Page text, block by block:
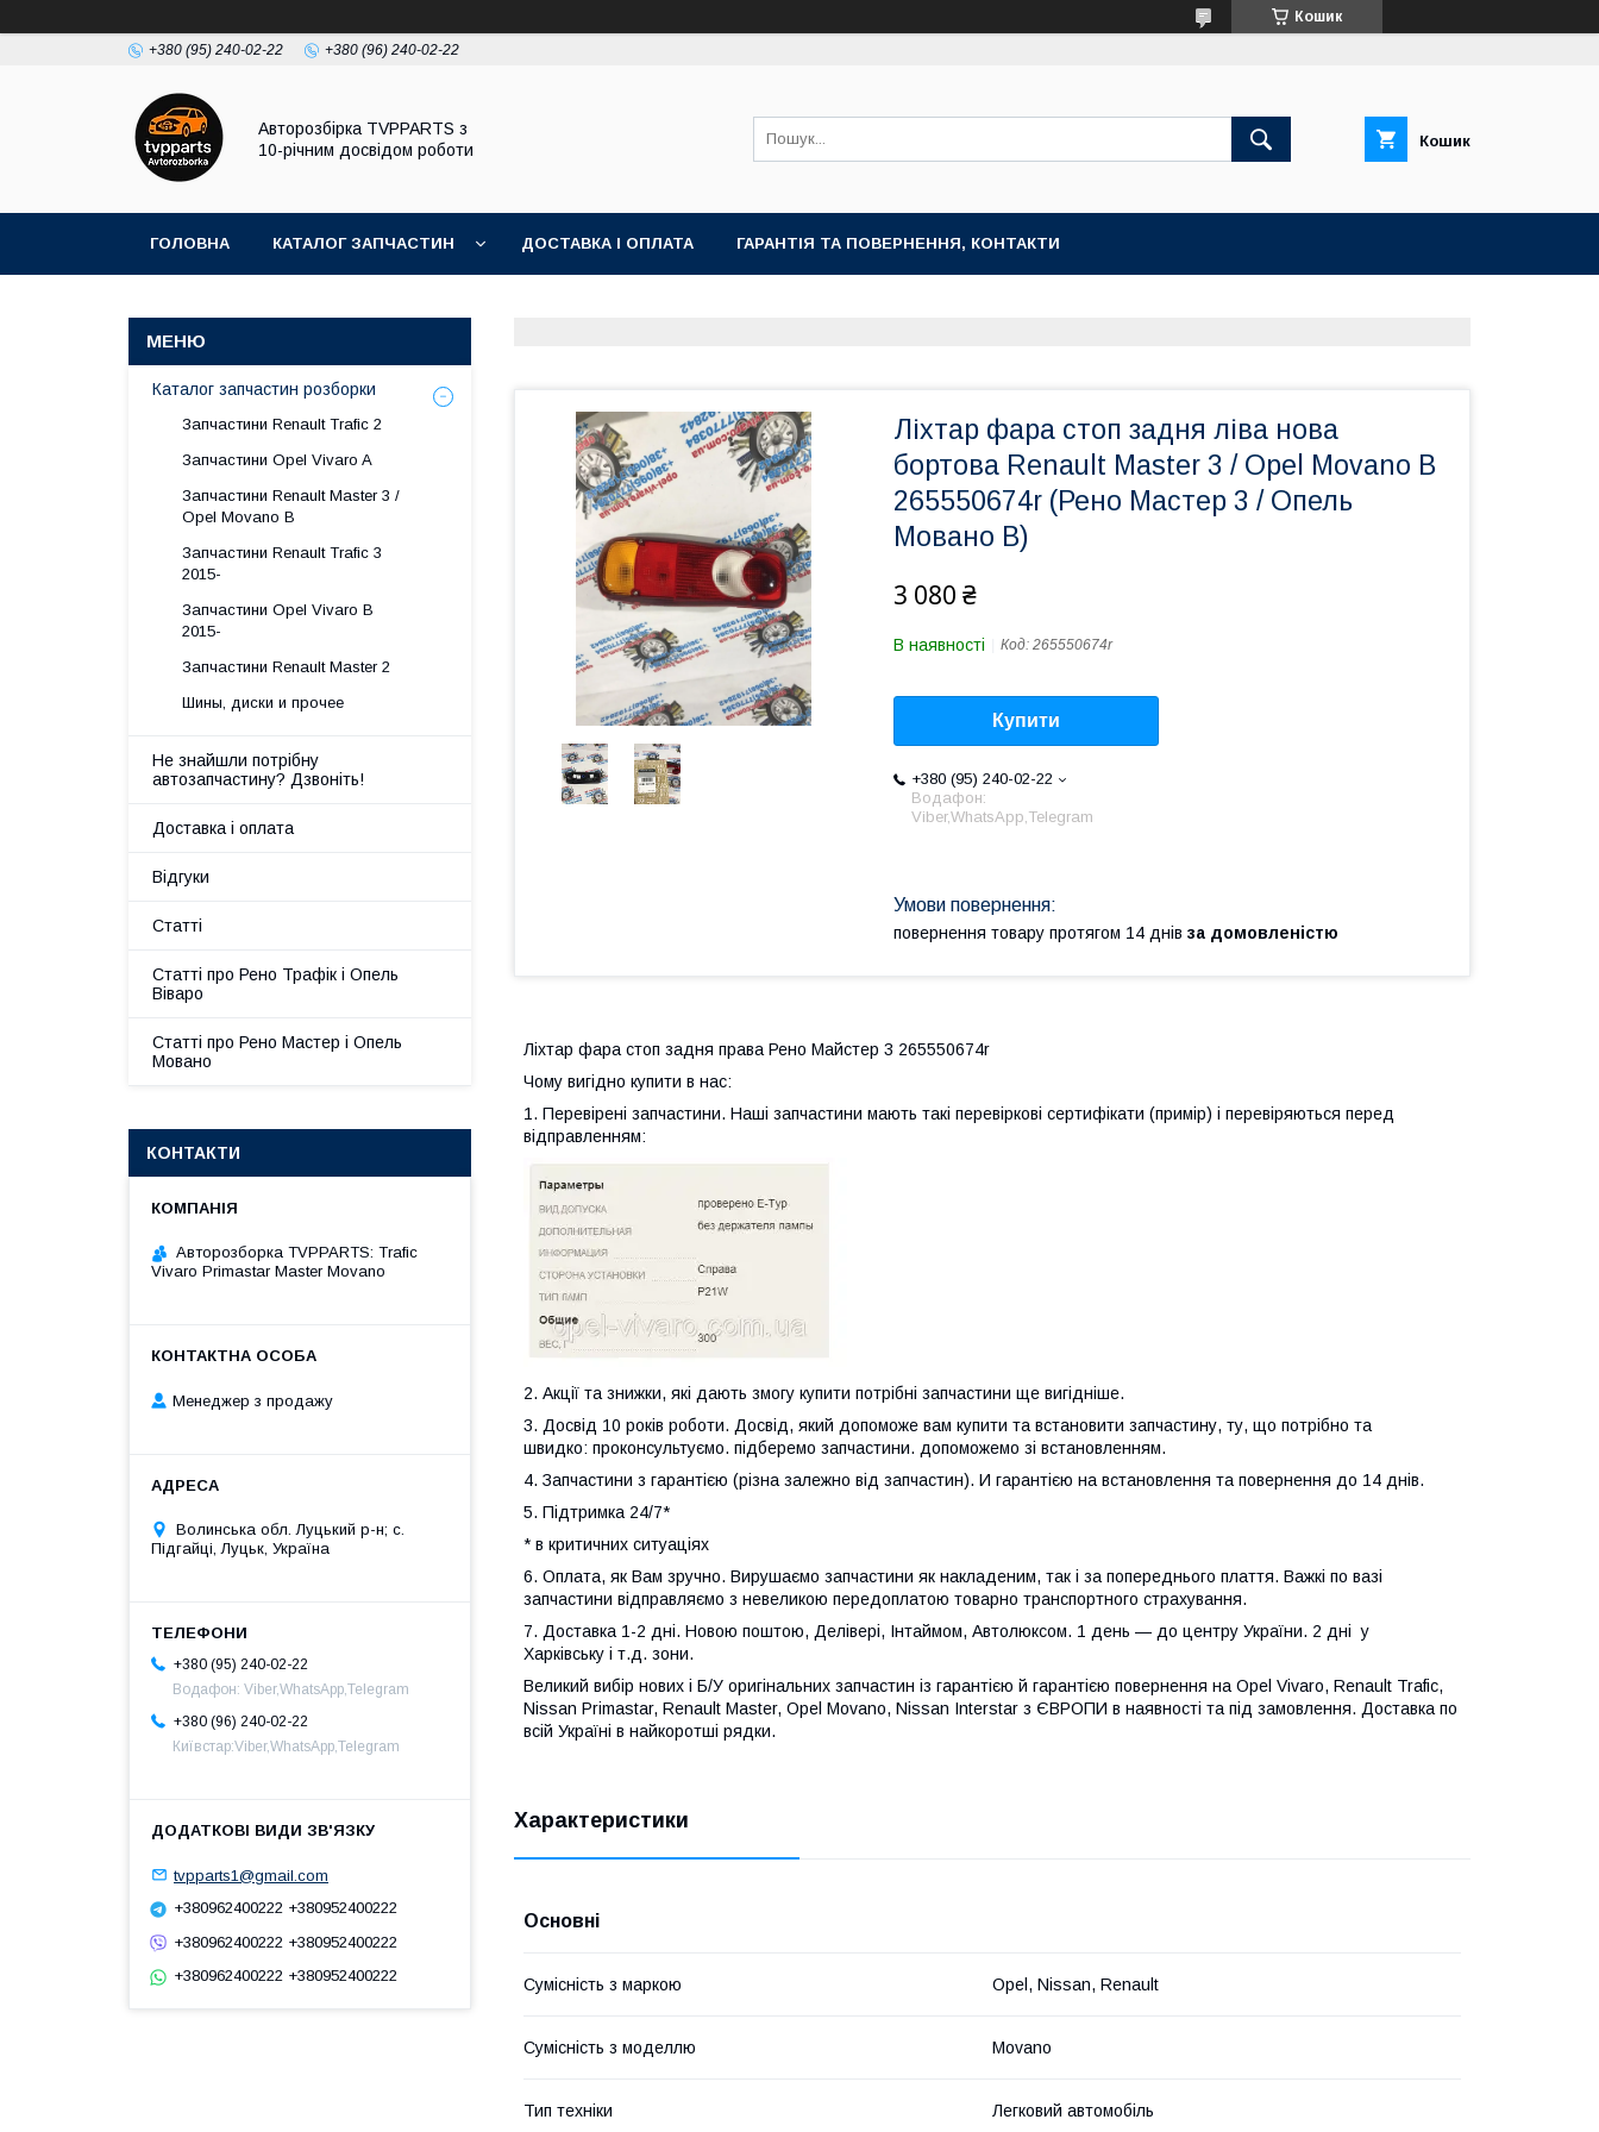
Кошик
+380 (95) 240-02-22 +380 (96) 240-02-22
Авторозбірка TVPPARTS з
10-річним досвідом роботи
Кошик
ГОЛОВНА КАТАЛОГ ЗАПЧАСТИН ДОСТАВКА І ОПЛАТА ГАРАНТІЯ ТА ПОВЕРНЕННЯ, КОНТАКТИ
Ліхтар фара стоп задня ліва нова
бортова Renault Master 3 / Opel Movano B
265550674r (Рено Мастер 3 / Опель
Мовано B)
3 080 ₴
В наявності Код: 265550674r
Купити
+380 (95) 240-02-22
Водафон:
Viber,WhatsApp,Telegram
повернення товару протягом 14 днів за домовленістю
Ліхтар фара стоп задня права Рено Майстер 3 265550674r
Чому вигідно купити в нас:
1. Перевірені запчастини. Наші запчастини мають такі перевіркові сертифікати (примір) і перевіряються перед
відправленням:
2. Акції та знижки, які дають змогу купити потрібні запчастини ще вигідніше.
3. Досвід 10 років роботи. Досвід, який допоможе вам купити та встановити запчастину, ту, що потрібно та
швидко: проконсультуємо. підберемо запчастини. допоможемо зі встановленням.
4. Запчастини з гарантією (різна залежно від запчастин). И гарантією на встановлення та повернення до 14 днів.
5. Підтримка 24/7*
* в критичних ситуаціях
6. Оплата, як Вам зручно. Вирушаємо запчастини як накладеним, так і за попереднього плаття. Важкі по вазі
запчастини відправляємо з невеликою передоплатою товарно транспортного страхування.
7. Доставка 1-2 дні. Новою поштою, Делівері, Інтаймом, Автолюксом. 1 день — до центру України. 2 дні у
Харківську і т.д. зони.
Великий вибір нових і Б/У оригінальних запчастин із гарантією й гарантією повернення на Opel Vivaro, Renault Trafic,
Nissan Primastar, Renault Master, Opel Movano, Nissan Interstar з ЄВРОПИ в наявності та під замовлення. Доставка по
всій Україні в найкоротші рядки.
Характеристики
Основні
Сумісність з маркою Opel, Nissan, Renault
Сумісність з моделлю Movano
Тип техніки Легковий автомобіль
Каталог запчастин розборки
Запчастини Renault Trafic 2
Запчастини Opel Vivaro A
Запчастини Renault Master 3 /
Opel Movano B
Запчастини Renault Trafic 3
2015-
Запчастини Opel Vivaro B
2015-
Запчастини Renault Master 2
Шины, диски и прочее
Не знайшли потрібну
автозапчастину? Дзвоніть!
Доставка і оплата
Відгуки
Статті
Статті про Рено Трафік і Опель
Віваро
Статті про Рено Мастер і Опель
Мовано
КОНТАКТИ
Авторозборка TVPPARTS: Trafic
Vivaro Primastar Master Movano
Менеджер з продажу
Волинська обл. Луцький р-н; с.
Підгайці, Луцьк, Україна
+380 (95) 240-02-22
Водафон: Viber,WhatsApp,Telegram
+380 (96) 240-02-22
Київстар:Viber,WhatsApp,Telegram
tvpparts1@gmail.com
+380962400222 +380952400222
+380962400222 +380952400222
+380962400222 +380952400222